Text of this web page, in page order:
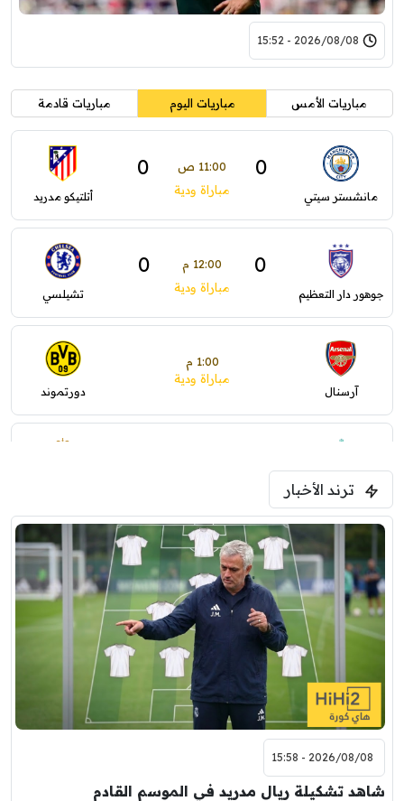
2026/08/08 - 15:52
مباريات الأمس مباريات اليوم مباريات قادمة
مانشستر سيتي
0 11:00 ص 0
مباراة ودية أتلتيكو مدريد
جوهور دار التعظيم
0 12:00 م 0
مباراة ودية تشيلسي
آرسنال
1:00 م
مباراة ودية
دورتموند
ليفربول
ترند الأخبار
2026/08/08 - 15:58
شاهد تشكيلة ريال مدريد في الموسم القادم